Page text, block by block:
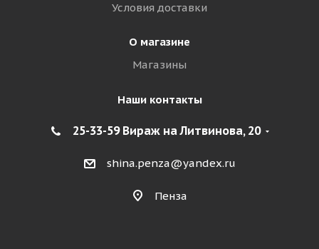
Условия доставки
О магазине
Магазины
Наши контакты
25-33-59 Вираж на Литвинова, 20
shina.penza@yandex.ru
Пенза